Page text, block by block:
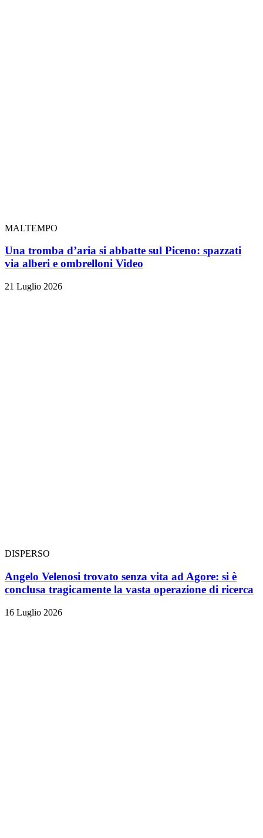
MALTEMPO
Una tromba d’aria si abbatte sul Piceno: spazzati
via alberi e ombrelloni Video
21 Luglio 2026
DISPERSO
Angelo Velenosi trovato senza vita ad Agore: si è
conclusa tragicamente la vasta operazione di ricerca
16 Luglio 2026